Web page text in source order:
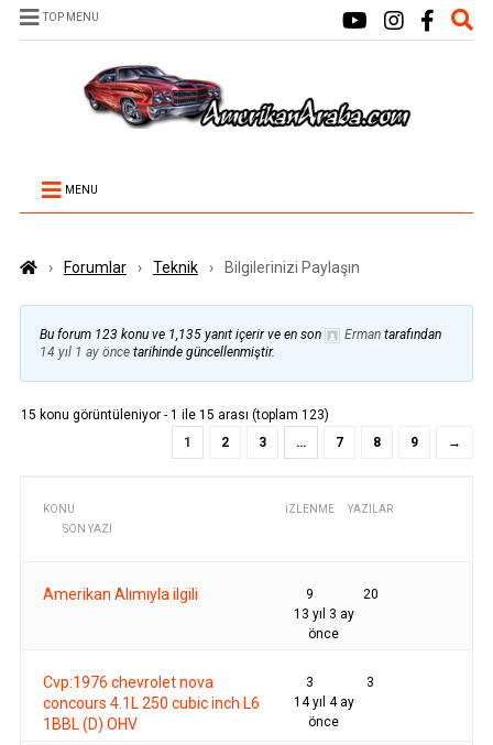
TOP MENU
MENU
› Forumlar › Teknik › Bilgilerinizi Paylaşın
Bu forum 123 konu ve 1,135 yanıt içerir ve en son Ermantarafından
14 yıl 1 ay öncetarihinde güncellenmiştir.
15 konu görüntüleniyor - 1 ile 15 arası (toplam 123)
1
2 3 … 7 8 9 →
KONU İZLENME
YAZILAR
SON YAZI
Amerikan Alımıyla ilgili 9
20
13 yıl 3 ay
önce
Cvp:1976 chevrolet nova
concours 4.1L 250 cubic inch L6
1BBL (D) OHV
3
3
14 yıl 4 ay
önce